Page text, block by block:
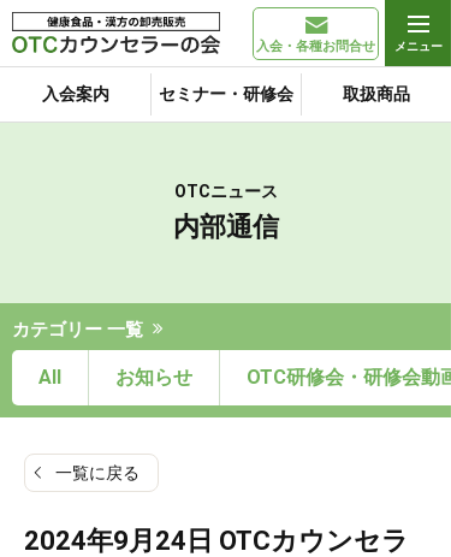
入会・各種お問合せ
入会案内 セミナー・研修会 取扱商品
OTCニュース
内部通信
カテゴリー 一覧
All お知らせ OTC研修会・研修会動画
一覧に戻る
2024年9月24日 OTCカウンセラ